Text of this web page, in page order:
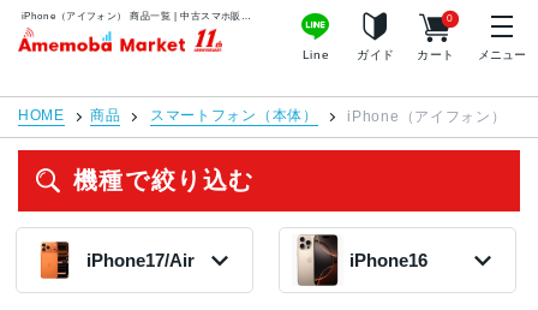
アメモバマーケット
Line ガイド カート
0
メニュー
HOME 商品 スマートフォン（本体） iPhone（アイフォン）
機種で絞り込む
iPhone17/Air iPhone16